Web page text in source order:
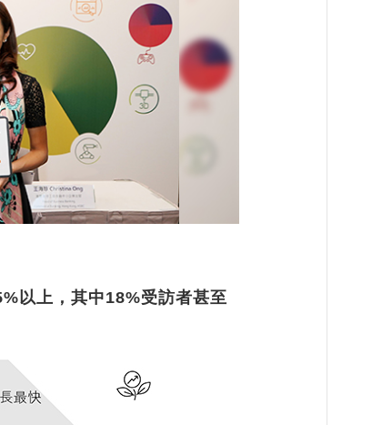
以上，其中18%受訪者甚至